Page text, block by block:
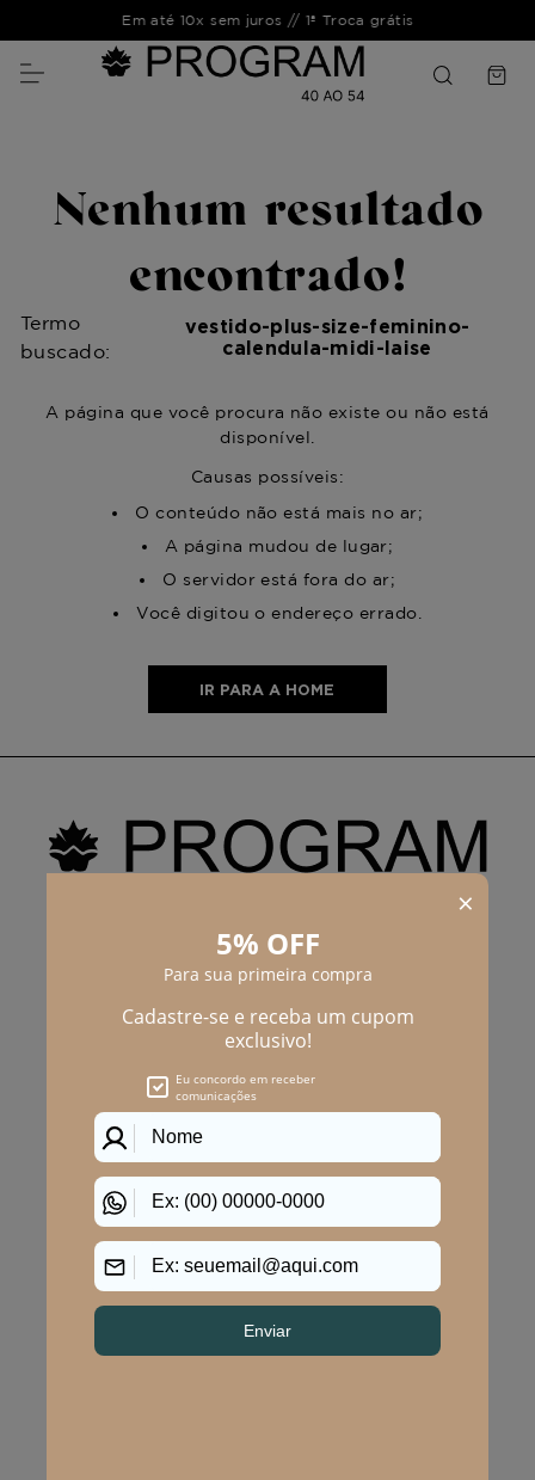
Em até 10x sem juros // 1ª Troca grátis
Nenhum resultado
encontrado!
Termo
buscado:
vestido-plus-size-feminino-
calendula-midi-laise
A página que você procura não existe ou não está
disponível.
Causas possíveis:
O conteúdo não está mais no ar;
A página mudou de lugar;
O servidor está fora do ar;
Você digitou o endereço errado.
IR PARA A HOME
PROGRAM MODA
ATENDIMENTO
CENTRAL DE ATENDIMENTO
(11) 2291-3340 | (11)2618-5717
(11)99483-9760
AJUDA